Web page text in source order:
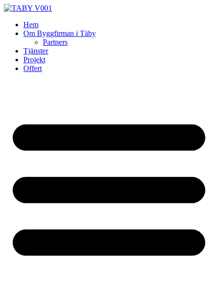
Skip
contentHem
Om Byggfirman i Täby
Partners
Tjänster
Projekt
Offert